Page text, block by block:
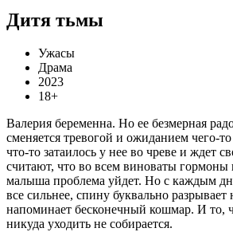
Дитя тьмы
Ужасы
Драма
2023
18+
Валерия беременна. Но ее безмерная
сменяется тревогой и ожиданием чего-
что-то затаилось у нее во чреве и ждет
считают, что во всем виноваты
малыша проблема уйдет. Но с каждым
все сильнее, спину буквально разрывает
напоминает бесконечный кошмар. И то,
никуда уходить не собирается.